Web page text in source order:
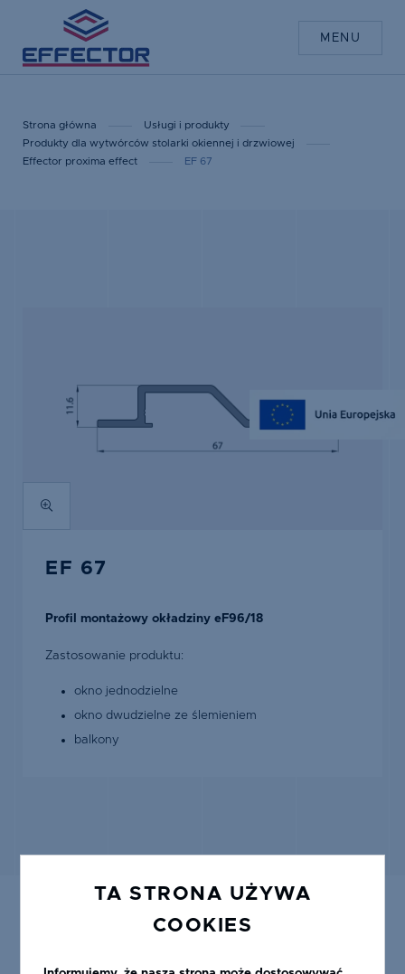
TA STRONA UŻYWA
COOKIES
MENU
Strona główna
Usługi i produkty
Produkty dla wytwórców stolarki okiennej i drzwiowej
Effector proxima effect
EF 67
EF 67
Profil montażowy okładziny eF96/18
Zastosowanie produktu:
okno jednodzielne
okno dwudzielne ze ślemieniem
balkony